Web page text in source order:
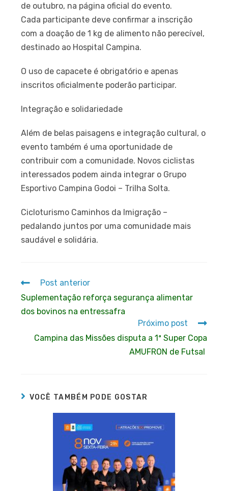
de outubro, na página oficial do evento.
Cada participante deve confirmar a inscrição
com a doação de 1 kg de alimento não perecível,
destinado ao Hospital Campina.
O uso de capacete é obrigatório e apenas
inscritos oficialmente poderão participar.
Integração e solidariedade
Além de belas paisagens e integração cultural, o
evento também é uma oportunidade de
contribuir com a comunidade. Novos ciclistas
interessados podem ainda integrar o Grupo
Esportivo Campina Godoi – Trilha Solta.
Cicloturismo Caminhos da Imigração –
pedalando juntos por uma comunidade mais
saudável e solidária.
Post anterior
Suplementação reforça segurança alimentar
dos bovinos na entressafra
Próximo post
Campina das Missões disputa a 1ª Super Copa
AMUFRON de Futsal
VOCÊ TAMBÉM PODE GOSTAR